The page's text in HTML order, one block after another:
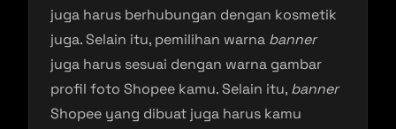
juga harus berhubungan dengan kosmetik
juga. Selain itu, pemilihan warna banner
juga harus sesuai dengan warna gambar
profil foto Shopee kamu. Selain itu, banner
Shopee yang dibuat juga harus kamu